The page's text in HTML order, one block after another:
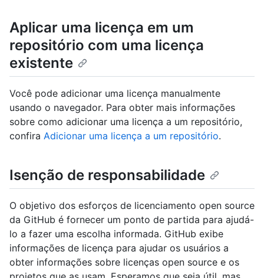
Aplicar uma licença em um
repositório com uma licença
existente
Você pode adicionar uma licença manualmente
usando o navegador. Para obter mais informações
sobre como adicionar uma licença a um repositório,
confira Adicionar uma licença a um repositório.
Isenção de responsabilidade
O objetivo dos esforços de licenciamento open source
da GitHub é fornecer um ponto de partida para ajudá-
lo a fazer uma escolha informada. GitHub exibe
informações de licença para ajudar os usuários a
obter informações sobre licenças open source e os